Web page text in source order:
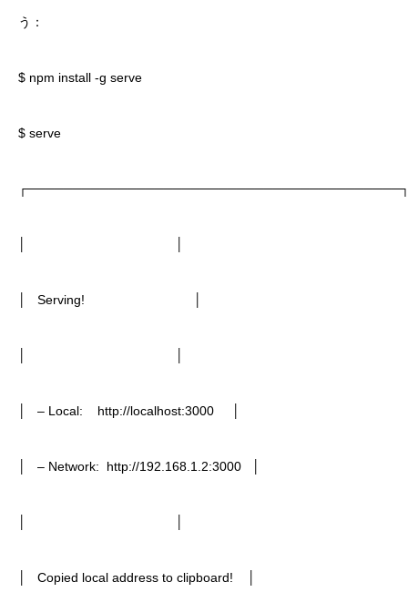
う：
$ npm install -g serve
$ serve
│ Serving! │
│ – Local: http://localhost:3000 │
│ – Network: http://192.168.1.2:3000 │
│ Copied local address to clipboard! │